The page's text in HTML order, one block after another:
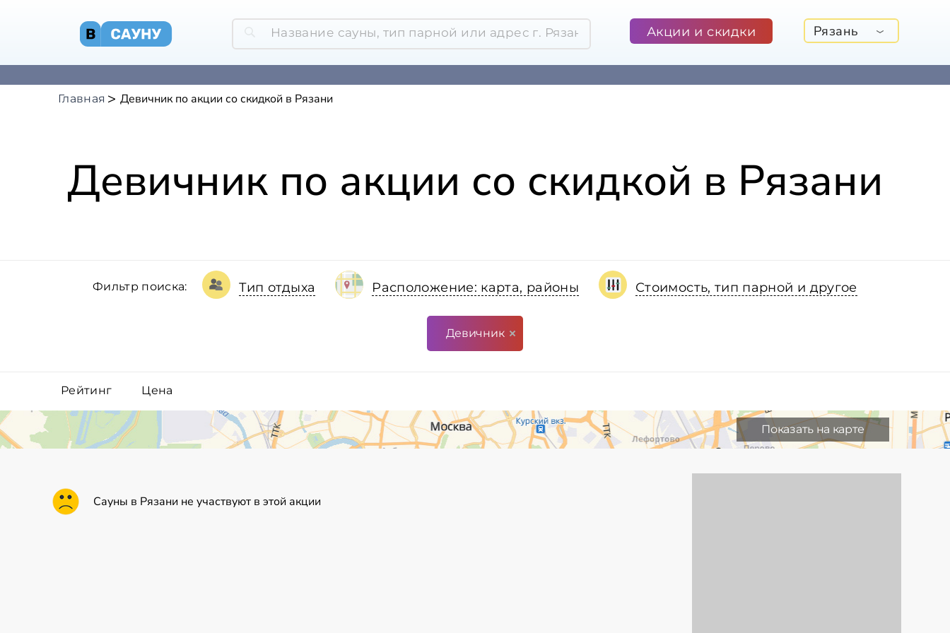
Акции и скидки Рязань
Главная Девичник по акции со скидкой в Рязани
Девичник по акции со скидкой в Рязани
Фильтр поиска: Тип отдыха Расположение: карта, районы Стоимость, тип парной и другое
Девичник
Рейтинг Цена
Показать на карте
Сауны в Рязани не участвуют в этой акции